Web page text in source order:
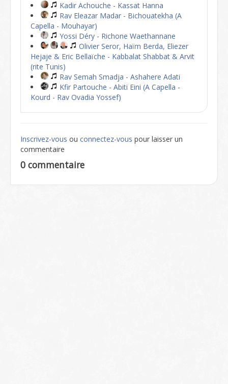
Kadir Achouche - Kassat Hanna
Rav Eleazar Madar - Bichouatekha (A
Capella - Mouhayar)
Yossi Déry - Richone Waethannane
Olivier Seror, Haïm Berda, Eliezer
Hejaje & Eric Bellaïche - Kabbalat Shabbat & Arvit
(rite Tunis)
Rav Semah Smadja - Ashahere Adati
Kfir Partouche - Abiti Eini (A Capella -
Kourd - Rav Ovadia Yossef)
Inscrivez-vous ou connectez-vous pour laisser un
commentaire
0 commentaire